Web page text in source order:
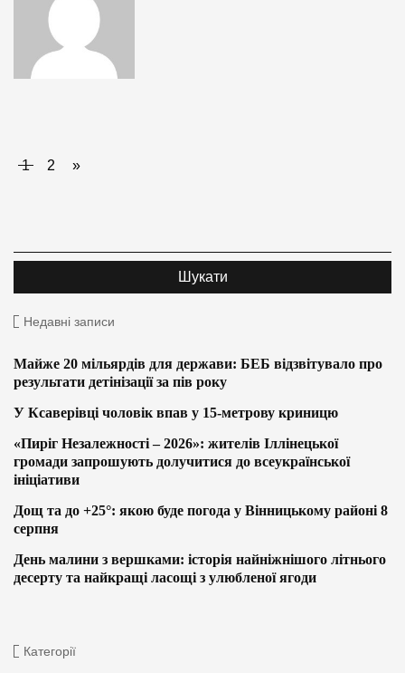
1 2 »
Недавні записи
Майже 20 мільярдів для держави: БЕБ відзвітувало про
результати детінізації за пів року
У Ксаверівці чоловік впав у 15-метрову криницю
«Пиріг Незалежності – 2026»: жителів Іллінецької
громади запрошують долучитися до всеукраїнської
ініціативи
Дощ та до +25°: якою буде погода у Вінницькому районі 8
серпня
День малини з вершками: історія найніжнішого літнього
десерту та найкращі ласощі з улюбленої ягоди
Категорії